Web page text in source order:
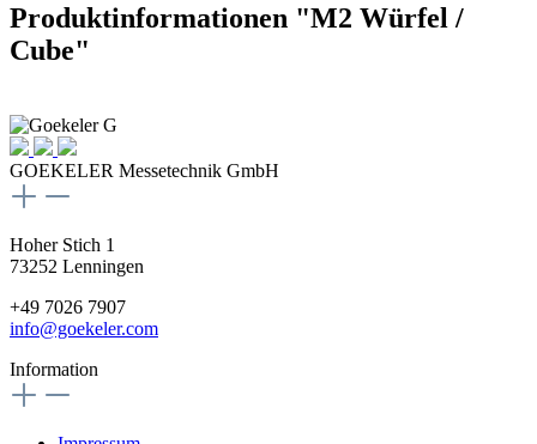
Produktinformationen "M2 Würfel /
Cube"
GOEKELER Messetechnik GmbH
Hoher Stich 1
73252 Lenningen
+49 7026 7907
info@goekeler.com
Information